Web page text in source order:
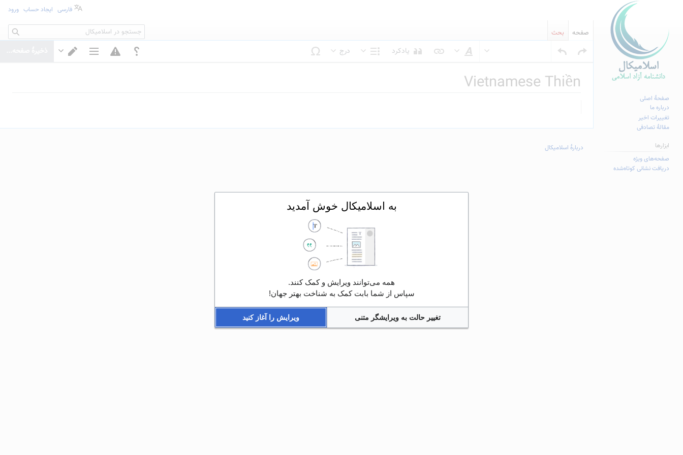
یادکرد
درج
Vietnamese Thiền
ناوبری
جستجو
فارسی ایجاد حساب ورود
صفحه بحث جستجو
صفحهٔ اصلی
درباره ما
تغییرات اخیر
مقالهٔ تصادفی
ابزارها
صفحه‌های ویژه
دریافت نشانی کوتاه‌شده
دربارهٔ اسلامیکال
به اسلامیکال خوش آمدید
همه می‌توانند ویرایش و کمک کنند.
سپاس از شما بابت کمک به شناخت بهتر جهان!
تغییر حالت به ویرایشگر متنی ویرایش را آغاز کنید